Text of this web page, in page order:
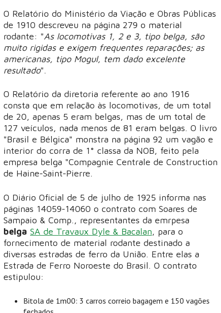
O Relatório do Ministério da Viação e Obras Públicas
de 1910 descreveu na página 279 o material
rodante: "As locomotivas 1, 2 e 3, tipo belga, são
muito rigidas e exigem frequentes reparações; as
americanas, tipo Mogul, tem dado excelente
resultado".
O Relatório da diretoria referente ao ano 1916
consta que em relação às locomotivas, de um total
de 20, apenas 5 eram belgas, mas de um total de
127 veículos, nada menos de 81 eram belgas. O livro
"Brasil e Bélgica" monstra na página 92 um vagão e
interior do corra de 1° classa da NOB, feito pela
empresa belga "Compagnie Centrale de Construction
de Haine-Saint-Pierre.
O Diário Oficial de 5 de julho de 1925 informa nas
páginas 14059-14060 o contrato com Soares de
Sampaio & Comp., representantes da emrpesa
belga SA de Travaux Dyle & Bacalan, para o
fornecimento de material rodante destinado a
diversas estradas de ferro da União. Entre elas a
Estrada de Ferro Noroeste do Brasil. O contrato
estipulou:
Bitola de 1m00: 3 carros correio bagagem e 150 vagões